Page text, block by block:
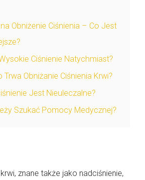
Obniżenie Ciśnienia – Co Jest
Ciśnienie Natychmiast?
Trwa Obniżanie Ciśnienia Krwi?
Jest Nieuleczalne?
Szukać Pomocy Medycznej?
znane także jako nadciśnienie,